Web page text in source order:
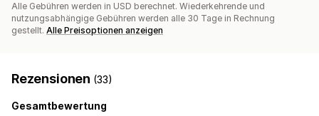
Alle Gebühren werden in USD berechnet. Wiederkehrende und
nutzungsabhängige Gebühren werden alle 30 Tage in Rechnung
gestellt. Alle Preisoptionen anzeigen
Rezensionen (33)
Gesamtbewertung